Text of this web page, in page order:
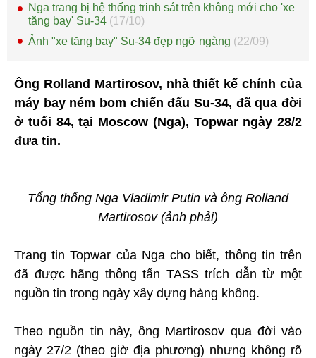
Nga trang bị hệ thống trinh sát trên không mới cho 'xe
tăng bay' Su-34 (17/10)
Ảnh "xe tăng bay" Su-34 đẹp ngỡ ngàng (22/09)
Ông Rolland Martirosov, nhà thiết kế chính của
máy bay ném bom chiến đấu Su-34, đã qua đời
ở tuổi 84, tại Moscow (Nga), Topwar ngày 28/2
đưa tin.
Tổng thống Nga Vladimir Putin và ông Rolland
Martirosov (ảnh phải)
Trang tin Topwar của Nga cho biết, thông tin trên
đã được hãng thông tấn TASS trích dẫn từ một
nguồn tin trong ngày xây dựng hàng không.
Theo nguồn tin này, ông Martirosov qua đời vào
ngày 27/2 (theo giờ địa phương) nhưng không rõ